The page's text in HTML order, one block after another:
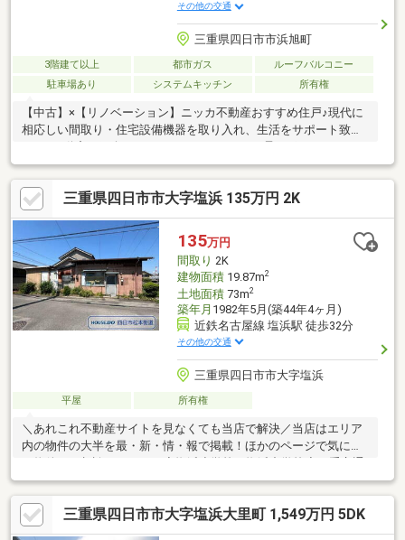
その他の交通
三重県四日市市浜旭町
3階建て以上 都市ガス
ルーフバルコニー
駐車場あり
システムキッチン 所有権
【中古】×【リノベーション】ニッカ不動産おすすめ住戸♪現代に
相応しい間取り・住宅設備機器を取り入れ、生活をサポート致し
不動産にお任せ下さい！＼＼家具や家電、住宅ローンに組込めま
す／／▼お電話でのご予約、ご質問・お問合せはこちらまで
▼TEL：0120-18-7549【通話無料】ニッカ不動産へ！～空家につ
き即日のご案内も可能！～お気兼ねなくお問合せくださいませ。
住宅ローンやリフォームのご相談も承ります！
三重県四日市市大字塩浜 135万円 2K
135万円
間取り 2K
建物面積19.87m2
土地面積73m2
築年月 1982年5月(築44年4ヶ月)
近鉄名古屋線 塩浜駅 徒歩32分
その他の交通
三重県四日市市大字塩浜
平屋 所有権
＼あれこれ不動産サイトを見なくても当店で解決／当店はエリア
内の物件の大半を最・新・情・報で掲載！ほかのページで気にな
バス「磯津」停まで徒歩約2分◆磯津の海岸まで徒歩圏内◆スー
パー「ひまわり」まで徒歩約9分◆大型車の通行が少なく騒音等
が抑えられます※写真をクリックすると、詳細をご覧いただけま
す。＝＝＝＝＝＝＝＝＝＝＝＝＝＝＝＝＝＝＝＝＝＝《お問合せ
三重県四日市市大字塩浜大里町 1,549万円 5DK